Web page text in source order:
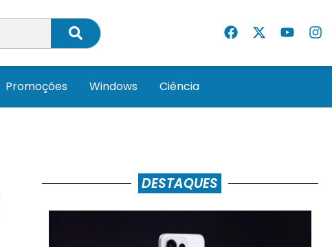
Promoções Windows Ciência
DESTAQUES